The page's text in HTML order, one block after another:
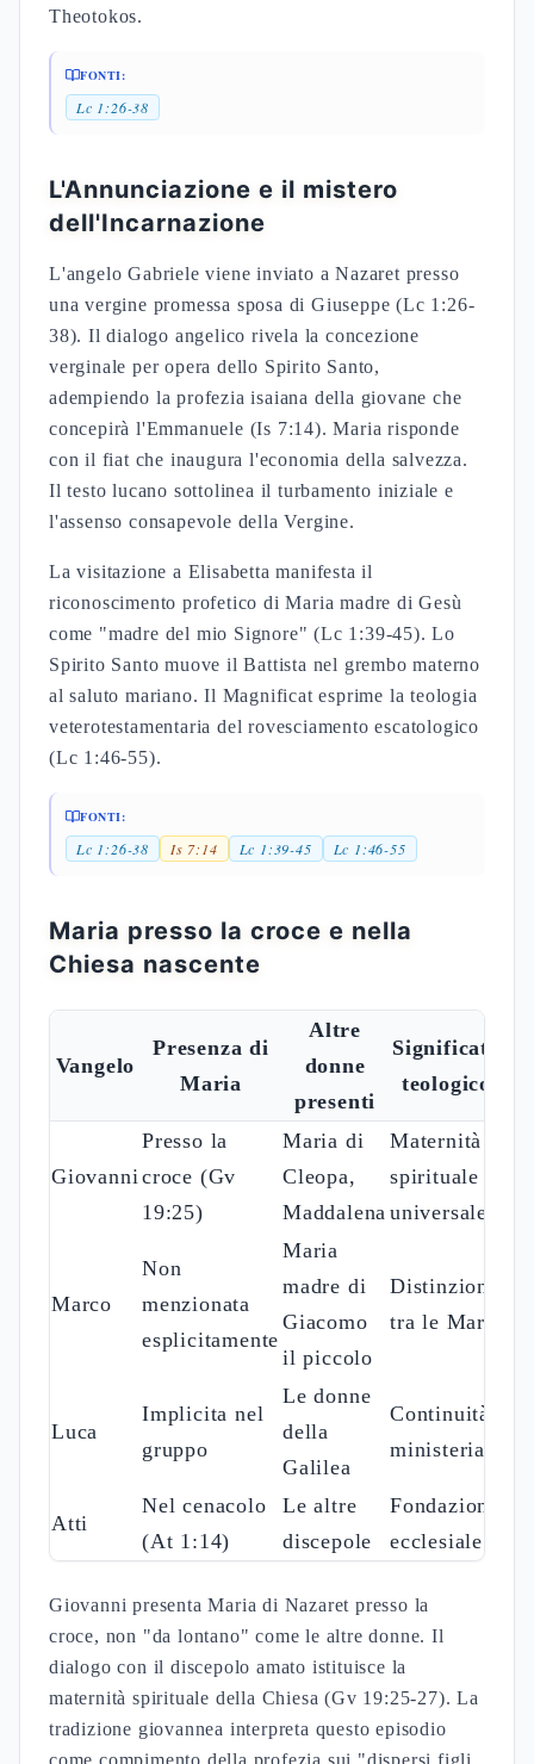
Maria nel Vangelo:
Annunciazione, Magnificat e il
fiat (Luca 1-2)
angelico: chaire kecharitomene
singolarità del saluto angelico alla vergine Maria
nella Bibbia. Il termine greco "kecharitomene"
indica uno stato permanente di grazia divina,
distinguendo Maria nel vangelo attraverso una
formulazione unica nel Nuovo Testamento. La
tradizione patristica interpretò questo participio
perfetto come indicazione della pienezza di grazia
precedente all'incarnazione del Verbo.
manifesta la comprensione della portata teologica
dell'annunciazione. Il parallelo con la perplessità di
Zaccaria evidenzia la differenza: mentre il
sacerdote dubita, Maria cerca chiarificazione
pratica mantenendo fede nell'annuncio divino. Il
suo fiat rappresenta l'assenso libero della creatura
al piano salvifico, tema centrale nella mariologia
patristica.
Il Magnificat: teologia del
profetica
cantico di Anna (1Sam 2:1-10), articolando la
teologia del rovesciamento escatologico
caratteristica del kerygma lucano. Maria proclama
l'azione divina che "rovescia i potenti dai troni e
innalza gli umili", tema che percorre l'intero
vangelo lucano attraverso le parabole del ricco
Elemento
Cantico
di Anna
Magnificat
Apertura
"Il mio
cuore
esulta nel
Signore"
"L'anima
mia
magnifica il
Signore"
divino
Rovesciamento
"L'arco
dei forti
"Ha
rovesciato i
potenti"
ordine
Sterilità/fecondità
"La
sterile ha
partorito
"Ha
guardato
l'umiltà
Potenza